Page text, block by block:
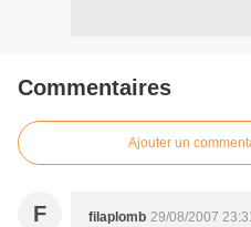
Commentaires
Ajouter un
F filaplomb 29/08/2007